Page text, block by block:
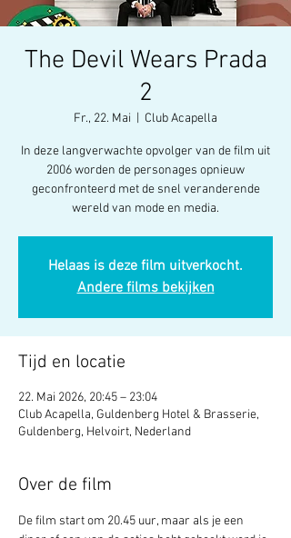
The Devil Wears Prada
2
Fr., 22. Mai Club Acapella
In deze langverwachte opvolger van de film uit
2006 worden de personages opnieuw
geconfronteerd met de snel veranderende
wereld van mode en media.
Helaas is deze film uitverkocht.
Andere films bekijken
Tijd en locatie
22. Mai 2026, 20:45 – 23:04
Club Acapella, Guldenberg Hotel & Brasserie,
Guldenberg, Helvoirt, Nederland
Over de film
De film start om 20.45 uur, maar als je een